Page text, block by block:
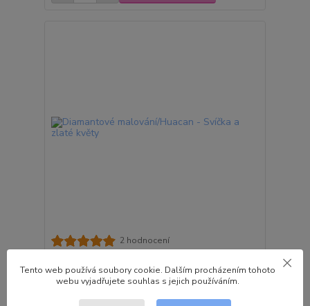
2 hodnocení
květy
539 Kč/ks
bez DPH
Tento web používá soubory cookie. Dalším procházením tohoto
webu vyjadřujete souhlas s jejich používáním.